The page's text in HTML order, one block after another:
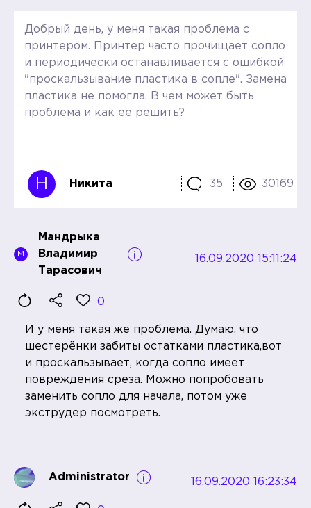
Добрый день, у меня такая проблема с
принтером. Принтер часто прочищает сопло
и периодически останавливается с ошибкой
"проскальзывание пластика в сопле". Замена
пластика не помогла. В чем может быть
проблема и как ее решить?
Н Никита 35 30169
М
Мандрыка
Владимир
Тарасович
16.09.2020 15:11:24
0
И у меня такая же проблема. Думаю, что
шестерёнки забиты остатками пластика,вот
и проскальзывает, когда сопло имеет
повреждения среза. Можно попробовать
заменить сопло для начала, потом уже
экструдер посмотреть.
Administrator 16.09.2020 16:23:34